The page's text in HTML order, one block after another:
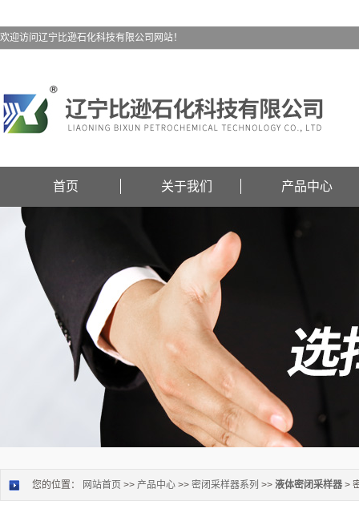
欢迎访问辽宁比逊石化科技有限公司网站！
首页 关于我们 产品中心
您的位置： 网站首页 >> 产品中心 >> 密闭采样器系列 >> 液体密闭采样器 >